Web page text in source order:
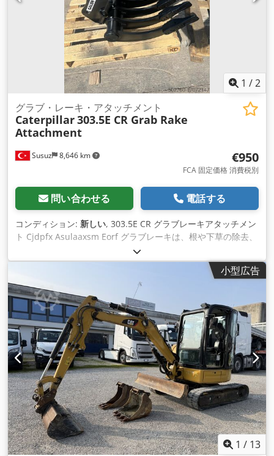
1 /2
Susuz 8,646 km
グラブ・レーキ・アタッチメント
Caterpillar303.5E CR Grab Rake
Attachment
€950
FCA 固定価格 消費税別
問い合わせる 電話する
コンディション: 新しい, 303.5E CR グラブレーキアタッチメン
ト Cjdpfx Asulaaxsm Eorf グラブレーキは、根や下草の除去、
選別、積み込みに適しています。
小型広告
1 / 13